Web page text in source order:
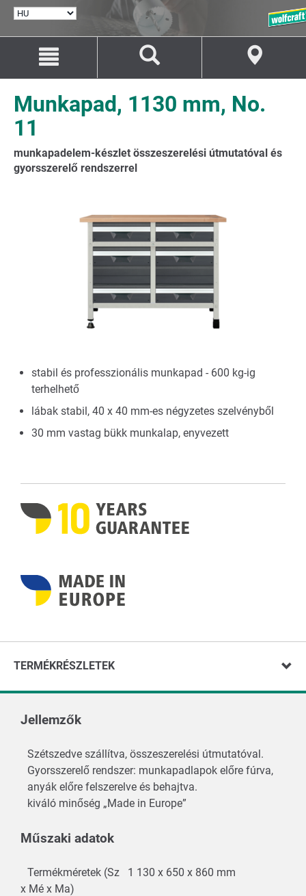
KIVÁLASZTÁSA
tartalomhoz
navigációhoz
Munkapad, 1130 mm, No.
11
munkapadelem-készlet összeszerelési útmutatóval és
gyorsszerelő rendszerrel
stabil és professzionális munkapad - 600 kg-ig
terhelhető
lábak stabil, 40 x 40 mm-es négyzetes szelvényből
30 mm vastag bükk munkalap, enyvezett
TERMÉKRÉSZLETEK
Jellemzők
Szétszedve szállítva, összeszerelési útmutatóval.
Gyorsszerelő rendszer: munkapadlapok előre fúrva,
anyák előre felszerelve és behajtva.
kiváló minőség „Made in Europe”
Műszaki adatok
Termékméretek (Sz
x Mé x Ma)
1 130 x 650 x 860 mm